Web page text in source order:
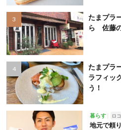
たまプラ
ら 佐藤
たまプラ
ラフィッ
う！
暮らす ロ
地元で頼